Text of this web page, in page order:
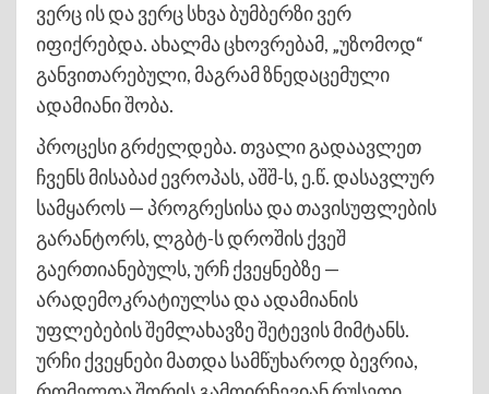
ვერც ის და ვერც სხვა ბუმბერზი ვერ
იფიქრებდა. ახალმა ცხოვრებამ, „უზომოდ“
განვითარებული, მაგრამ ზნედაცემული
ადამიანი შობა.
პროცესი გრძელდება. თვალი გადაავლეთ
ჩვენს მისაბაძ ევროპას, აშშ-ს, ე.წ. დასავლურ
სამყაროს — პროგრესისა და თავისუფლების
გარანტორს, ლგბტ-ს დროშის ქვეშ
გაერთიანებულს, ურჩ ქვეყნებზე —
არადემოკრატიულსა და ადამიანის
უფლებების შემლახავზე შეტევის მიმტანს.
ურჩი ქვეყნები მათდა სამწუხაროდ ბევრია,